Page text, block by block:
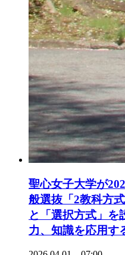
聖心女子大学が
般選抜「2教科方
と「選択方式」を
力、知識を応用す